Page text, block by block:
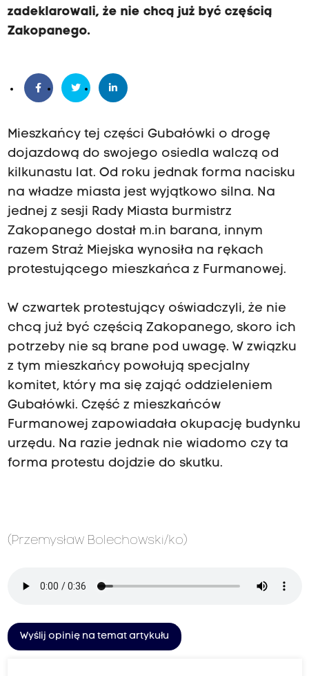
zadeklarowali, że nie chcą już być częścią
Zakopanego.
Mieszkańcy tej części Gubałówki o drogę
dojazdową do swojego osiedla walczą od
kilkunastu lat. Od roku jednak forma nacisku
na władze miasta jest wyjątkowo silna. Na
jednej z sesji Rady Miasta burmistrz
Zakopanego dostał m.in barana, innym
razem Straż Miejska wynosiła na rękach
protestującego mieszkańca z Furmanowej.
W czwartek protestujący oświadczyli, że nie
chcą już być częścią Zakopanego, skoro ich
potrzeby nie są brane pod uwagę. W związku
z tym mieszkańcy powołują specjalny
komitet, który ma się zająć oddzieleniem
Gubałówki. Część z mieszkańców
Furmanowej zapowiadała okupację budynku
urzędu. Na razie jednak nie wiadomo czy ta
forma protestu dojdzie do skutku.
(Przemysław Bolechowski/ko)
Wyślij opinię na temat artykułu